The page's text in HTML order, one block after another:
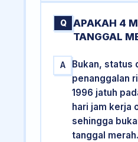
Q
APAKAH 4
TANGGAL
A
Bukan, status
penanggalan
1996 jatuh
hari jam kerja
sehingga
tanggal merah.